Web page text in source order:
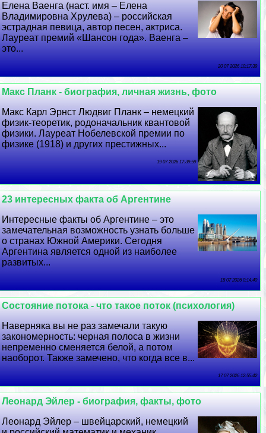
Елена Ваенга (наст. имя – Елена
Владимировна Хрулева) – российская
эстрадная певица, автор песен, актриса.
Лауреат премий «Шансон года». Ваенга –
это...
20 07 2026 10:17:39
Макс Планк - биография, личная жизнь, фото
Макс Карл Эрнст Людвиг Планк – немецкий
физик-теоретик, родоначальник квантовой
физики. Лауреат Нобелевской премии по
физике (1918) и других престижных...
19 07 2026 17:39:59
23 интересных факта об Аргентине
Интересные факты об Аргентине – это
замечательная возможность узнать больше
о странах Южной Америки. Сегодня
Аргентина является одной из наиболее
развитых...
18 07 2026 0:14:40
Состояние потока - что такое поток (психология)
Наверняка вы не раз замечали такую
закономерность: черная полоса в жизни
непременно сменяется белой, а потом
наоборот. Также замечено, что когда все в...
17 07 2026 12:55:42
Леонард Эйлер - биография, факты, фото
Леонард Эйлер – швейцарский, немецкий